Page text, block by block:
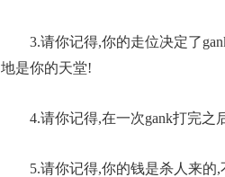
3.请你记得,你的走位决定了
地是你的天堂!
4.请你记得,在一次gank打完之
5.请你记得,你的钱是杀人来的,